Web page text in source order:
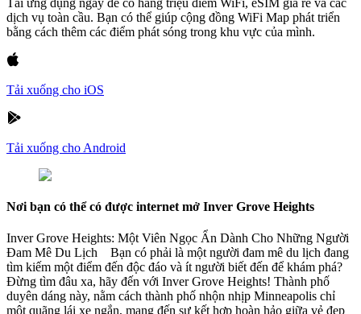
dịch vụ toàn cầu. Bạn có thể giúp cộng đồng WiFi Map phát triển
bằng cách thêm các điểm phát sóng trong khu vực của mình.
Tải xuống cho iOS
Tải xuống cho Android
Nơi bạn có thể có được internet mở Inver Grove Heights
Inver Grove Heights: Một Viên Ngọc Ẩn Dành Cho Những Người
Đam Mê Du Lịch Bạn có phải là một người đam mê du lịch đang
tìm kiếm một điểm đến độc đáo và ít người biết đến để khám phá?
Đừng tìm đâu xa, hãy đến với Inver Grove Heights! Thành phố
duyên dáng này, nằm cách thành phố nhộn nhịp Minneapolis chỉ
một quãng lái xe ngắn, mang đến sự kết hợp hoàn hảo giữa vẻ đẹp